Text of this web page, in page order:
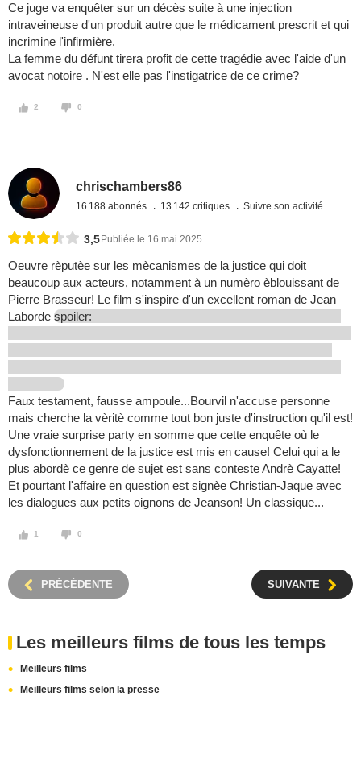
Ce juge va enquêter sur un décès suite à une injection
intraveineuse d'un produit autre que le médicament prescrit et qui
incrimine l'infirmière.
La femme du défunt tirera profit de cette tragédie avec l'aide d'un
avocat notoire . N'est elle pas l'instigatrice de ce crime?
2 0
chrischambers86
16 188 abonnés 13 142 critiques Suivre son activité
3,5 Publiée le 16 mai 2025
Oeuvre rèputèe sur les mècanismes de la justice qui doit
beaucoup aux acteurs, notamment à un numèro èblouissant de
Pierre Brasseur! Le film s'inspire d'un excellent roman de Jean
Laborde spoiler:
Faux testament, fausse ampoule...Bourvil n'accuse personne
mais cherche la vèritè comme tout bon juste d'instruction qu'il est!
Une vraie surprise party en somme que cette enquête où le
dysfonctionnement de la justice est mis en cause! Celui qui a le
plus abordè ce genre de sujet est sans conteste Andrè Cayatte!
Et pourtant l'affaire en question est signèe Christian-Jaque avec
les dialogues aux petits oignons de Jeanson! Un classique...
1 0
PRÉCÉDENTE SUIVANTE
Les meilleurs films de tous les temps
Meilleurs films
Meilleurs films selon la presse